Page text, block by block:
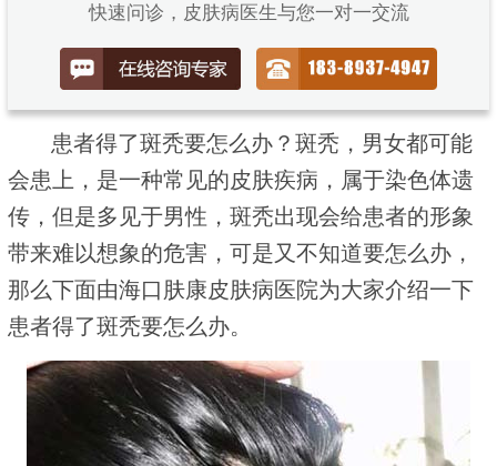
快速问诊，皮肤病医生与您一对一交流
患者得了斑秃要怎么办？斑秃，男女都可能
会患上，是一种常见的皮肤疾病，属于染色体遗
传，但是多见于男性，斑秃出现会给患者的形象
带来难以想象的危害，可是又不知道要怎么办，
那么下面由海口肤康皮肤病医院为大家介绍一下
患者得了斑秃要怎么办。